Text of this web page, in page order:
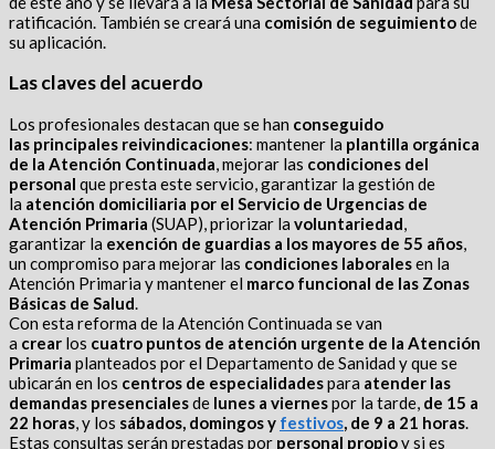
ratificación. También se creará una comisión de seguimientode
su aplicación.
Las claves del acuerdo
Los profesionales destacan que se han conseguido
las principales reivindicaciones: mantener la plantilla orgánica
de la Atención Continuada, mejorar las condiciones del
personal que presta este servicio, garantizar la gestión de
la atención domiciliaria por el Servicio de Urgencias de
Atención Primaria (SUAP), priorizar la voluntariedad,
garantizar la exención de guardias a los mayores de 55 años,
un compromiso para mejorar las condiciones laboralesen la
Atención Primaria y mantener el marco funcional de las Zonas
Básicas de Salud.
Con esta reforma de la Atención Continuada se van
a crear los cuatro puntos de atención urgente de la Atención
Primaria planteados por el Departamento de Sanidad y que se
ubicarán en los centros de especialidadespara atender las
demandas presencialesde lunes a viernespor la tarde, de 15 a
22 horas, y los sábados, domingos y festivos, de 9 a 21 horas.
Estas consultas serán prestadas por personal propioy si es